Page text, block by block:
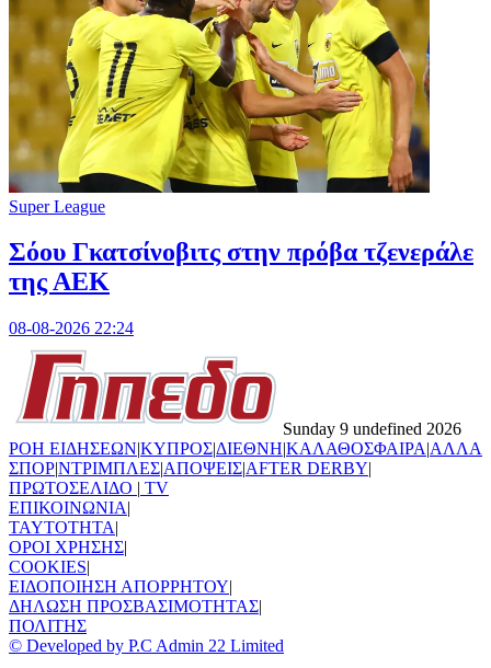
Super League
Σόου Γκατσίνοβιτς στην πρόβα τζενεράλε
της ΑΕΚ
08-08-2026 22:24
Sunday 9 undefined 2026
ΡΟΗ ΕΙΔΗΣΕΩΝ|ΚΥΠΡΟΣ|ΔΙΕΘΝΗ|ΚΑΛΑΘΟΣΦΑΙΡΑ|ΑΛΛΑ
ΣΠΟΡ|ΝΤΡΙΜΠΛΕΣ|ΑΠΟΨΕΙΣ|AFTER DERBY|
ΠΡΩΤΟΣΕΛΙΔΟ | TV
ΕΠΙΚΟΙΝΩΝΙΑ|
TAYTOTHTA|
ΟΡΟΙ ΧΡΗΣΗΣ|
COOKIES|
ΕΙΔΟΠΟΙΗΣΗ ΑΠΟΡΡΗΤΟΥ|
ΔΗΛΩΣΗ ΠΡΟΣΒΑΣΙΜΟΤΗΤΑΣ|
ΠΟΛΙΤΗΣ
© Developed by P.C Admin 22 Limited